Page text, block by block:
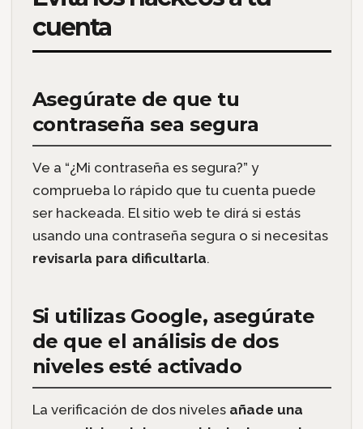
cuenta
Asegúrate de que tu
contraseña sea segura
Ve a “¿Mi contraseña es segura?” y
comprueba lo rápido que tu cuenta puede
ser hackeada. El sitio web te dirá si estás
usando una contraseña segura o si necesitas
revisarla para dificultarla.
Si utilizas Google, asegúrate
de que el análisis de dos
niveles esté activado
La verificación de dos niveles añade una